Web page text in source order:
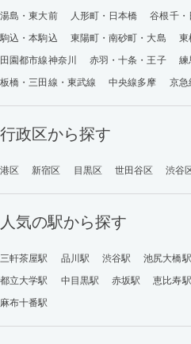
湯島・東大前
人形町・日本橋 谷根千・
駒込・本駒込
東陽町・南砂町・大島 東
田園都市線神奈川
赤羽・十条・王子
練
板橋・三田線・東武線
中央線多摩 京急
行政区から探す
港区 新宿区 目黒区 世田谷区 渋谷
人気の駅から探す
三軒茶屋駅 品川駅 渋谷駅 池尻大橋駅
都立大学駅
中目黒駅 赤坂駅 恵比寿駅
麻布十番駅